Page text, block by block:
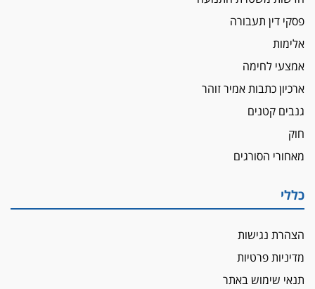
יצאו לשעה מבית המשפט ועמדו בחוץ לאות הזדהות
עם השופטים
הביקורת חוגגת
מבקר לשכת עורכי הדין בתביעה נגד "איכות
למשרד פרטי חדש
ג'ת
חג שמח
כפר מנדא: עורך דין נעצר בחשד להחזקת שני אקדח
פסקי דין תעבורה
אלימות
אמצעי לחימה
ארכיון כתבות אמיר זוהר
גנבים קטנים
חוק
מאחורי הסורגים
כללי
הצהרת נגישות
מדיניות פרטיות
תנאי שימוש באתר